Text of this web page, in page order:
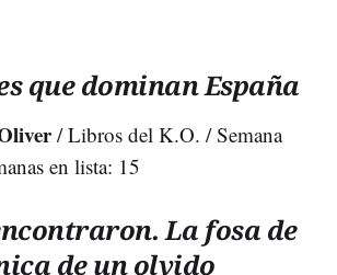
que dominan España
/ Libros del K.O. / Semana
en lista: 15
La fosa de
de un olvido